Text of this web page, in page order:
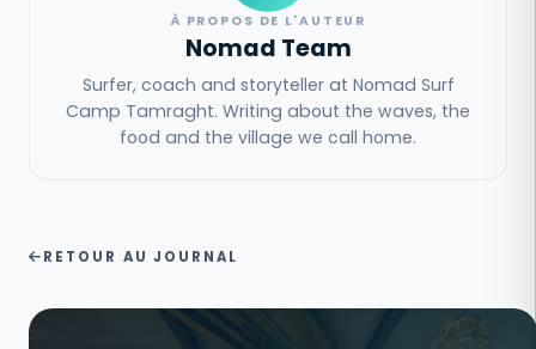
À PROPOS DE L'AUTEUR
Nomad Team
Surfer, coach and storyteller at Nomad Surf
Camp Tamraght. Writing about the waves, the
food and the village we call home.
RETOUR AU JOURNAL